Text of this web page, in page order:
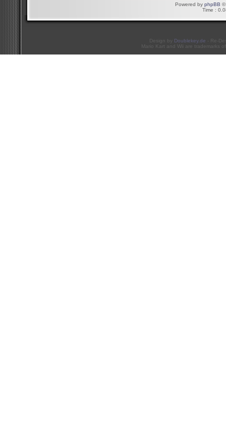
Powered by phpBB ©
Time :
Design by Doublekey.de - Re-
Mario Kart and Wii are trademarks